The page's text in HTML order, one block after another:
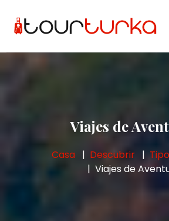
Viajes de
Casa Descubrir
Viajes de